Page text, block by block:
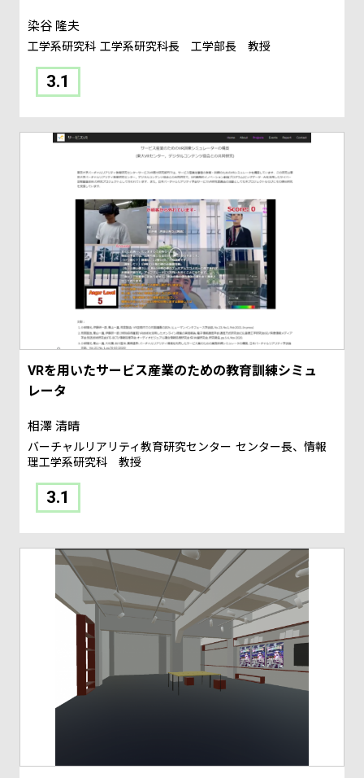
染谷 隆夫
工学系研究科 工学系研究科長 工学部長 教授
3.1
VRを用いたサービス産業のための教育訓練シミュ
レータ
相澤 清晴
バーチャルリアリティ教育研究センター センター長、情報
理工学系研究科 教授
3.1